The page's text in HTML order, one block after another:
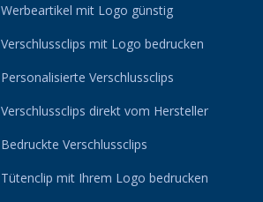
Werbeartikel mit Logo günstig
Verschlussclips mit Logo bedrucken
Personalisierte Verschlussclips
Verschlussclips direkt vom Hersteller
Bedruckte Verschlussclips
Tütenclip mit Ihrem Logo bedrucken